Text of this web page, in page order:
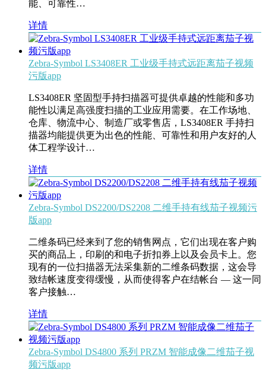
能、可靠性…
详情
Zebra-Symbol LS3408ER 工业级手持式远距离茄子视频
污版app
LS3408ER 坚固型手持扫描器可提供卓越的性能和多功
能性以满足高强度扫描的工业应用需要。在工作场地、
仓库、物流中心、制造厂或零售店，LS3408ER 手持扫
描器均能提供更为出色的性能、可靠性和用户友好的人
体工程学设计…
详情
Zebra-Symbol DS2200/DS2208 二维手持有线茄子视频污
版app
二维条码已经来到了您的销售网点，它们出现在客户购
买的商品上，印刷的和电子折扣券上以及会员卡上。您
现有的一位扫描器无法采集新的二维条码数据，这会导
致结帐速度变得缓慢，从而使得客户在结帐台 — 这一同
客户接触…
详情
Zebra-Symbol DS4800 系列 PRZM 智能成像二维茄子视
频污版app